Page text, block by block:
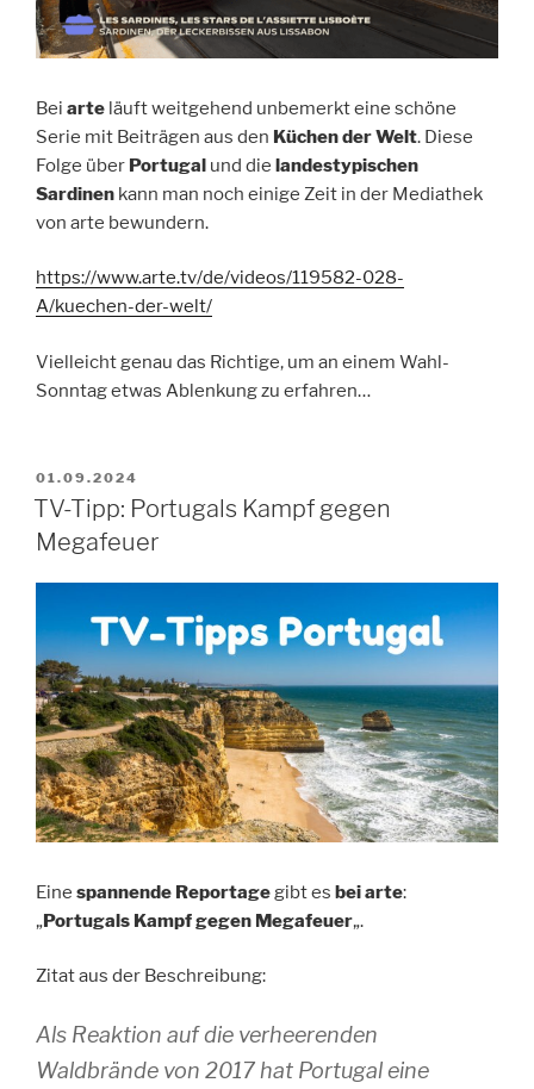
Bei arte läuft weitgehend unbemerkt eine schöne
Serie mit Beiträgen aus den Küchen der Welt. Diese
Folge über Portugal und die landestypischen
Sardinen kann man noch einige Zeit in der Mediathek
von arte bewundern.
https://www.arte.tv/de/videos/119582-028-
A/kuechen-der-welt/
Vielleicht genau das Richtige, um an einem Wahl-
Sonntag etwas Ablenkung zu erfahren…
VERÖFFENTLICHT
AM
01.09.2024
TV-Tipp: Portugals Kampf gegen
Megafeuer
Eine spannende Reportagegibt es bei arte:
„Portugals Kampf gegen Megafeuer„.
Zitat aus der Beschreibung:
Als Reaktion auf die verheerenden
Waldbrände von 2017 hat Portugal eine